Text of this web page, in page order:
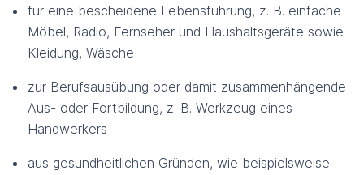
für eine bescheidene Lebensführung, z. B. einfache
Möbel, Radio, Fernseher und Haushaltsgeräte sowie
Kleidung, Wäsche
zur Berufsausübung oder damit zusammenhängende
Aus- oder Fortbildung, z. B. Werkzeug eines
Handwerkers
aus gesundheitlichen Gründen, wie beispielsweise